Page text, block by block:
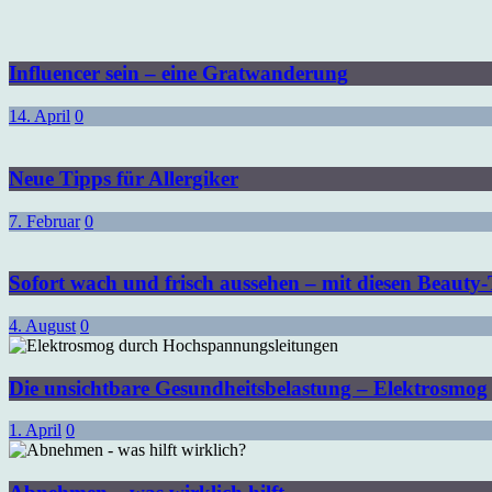
Influencer sein – eine Gratwanderung
14. April 0
Neue Tipps für Allergiker
7. Februar 0
Sofort wach und frisch aussehen – mit diesen
4. August 0
Die unsichtbare Gesundheitsbelastung – Elektrosmog
1. April 0